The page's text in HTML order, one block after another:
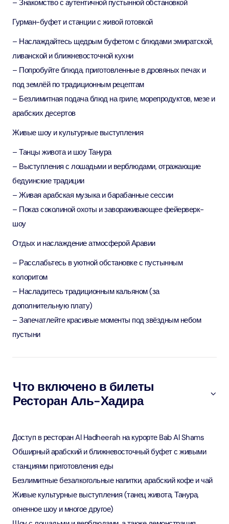
– Знакомство с аутентичной пустынной обстановкой
Гурман-буфет и станции с живой готовкой
– Наслаждайтесь щедрым буфетом с блюдами эмиратской,
ливанской и ближневосточной кухни
– Попробуйте блюда, приготовленные в дровяных печах и
под землёй по традиционным рецептам
– Безлимитная подача блюд на гриле, морепродуктов, мезе и
арабских десертов
Живые шоу и культурные выступления
– Танцы живота и шоу Танура
– Выступления с лошадьми и верблюдами, отражающие
бедуинские традиции
– Живая арабская музыка и барабанные сессии
– Показ соколиной охоты и завораживающее фейерверк-
шоу
Отдых и наслаждение атмосферой Аравии
– Расслабьтесь в уютной обстановке с пустынным
колоритом
– Насладитесь традиционным кальяном (за
дополнительную плату)
– Запечатлейте красивые моменты под звёздным небом
пустыни
Что включено в билеты
Ресторан Аль-Хадира
Доступ в ресторан Al Hadheerah на курорте Bab Al Shams
Обширный арабский и ближневосточный буфет с живыми
станциями приготовления еды
Безлимитные безалкогольные напитки, арабский кофе и чай
Живые культурные выступления (танец живота, Танура,
огненное шоу и многое другое)